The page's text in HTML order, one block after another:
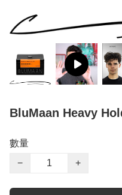
BluMaan Heavy
數量
−
+